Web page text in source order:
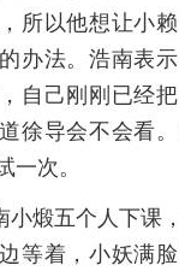
所以他想让小
办法。浩南表
自己刚刚已经
徐导会不会看
一次。
小煅五个人下课
等着，小妖满